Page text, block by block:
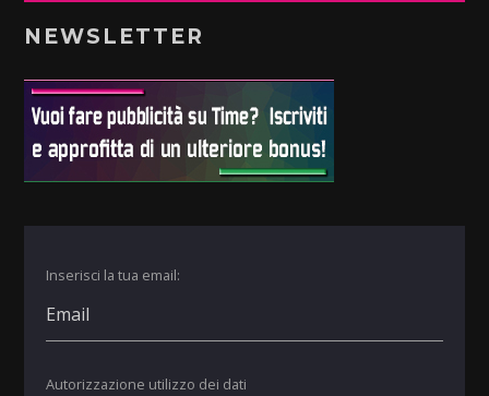
NEWSLETTER
Inserisci la tua email:
Autorizzazione utilizzo dei dati